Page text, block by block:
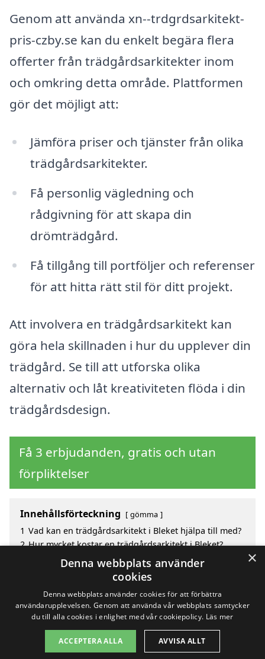
Genom att använda xn--trdgrdsarkitekt-
pris-czby.se kan du enkelt begära flera
offerter från trädgårdsarkitekter inom
och omkring detta område. Plattformen
gör det möjligt att:
Jämföra priser och tjänster från olika
trädgårdsarkitekter.
Få personlig vägledning och
rådgivning för att skapa din
drömträdgård.
Få tillgång till portföljer och referenser
för att hitta rätt stil för ditt projekt.
Att involvera en trädgårdsarkitekt kan
göra hela skillnaden i hur du upplever din
trädgård. Se till att utforska olika
alternativ och låt kreativiteten flöda i din
trädgårdsdesign.
Få 3 erbjudanden, gratis och utan
förpliktelser
Innehållsförteckning gömma
1 Vad kan en trädgårdsarkitekt i Bleket hjälpa till med?
2 Hur mycket kostar en trädgårdsarkitekt i Bleket?
Fördelar med att välja trädgårdsarkitekt i Bleket
Sök efter en skicklig trädgårdsarkitekt i de
omgivande städerna Bleket
Copyright 2026 - Pilanto Aps
Om / kontakt Blogg Webbplatskarta Villkor
×
Denna webbplats använder
cookies
Denna webbplats använder cookies för att förbättra
användarupplevelsen. Genom att använda vår webbplats samtycker
du till alla cookies i enlighet med vår cookiepolicy. Läs mer
ACCEPTERA ALLA AVVISA ALLT